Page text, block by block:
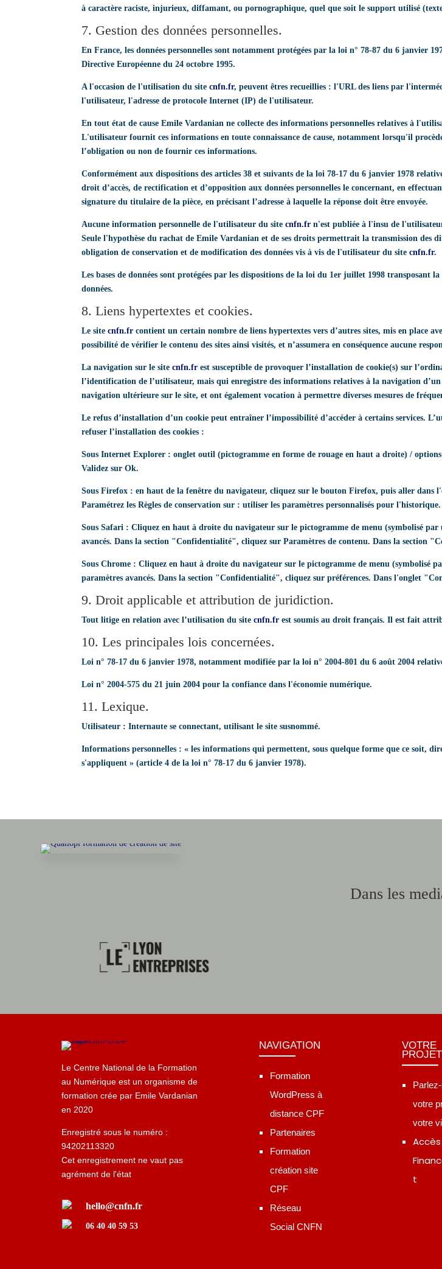
à caractère raciste, injurieux, diffamant, ou pornographique, quel que soit le support utilisé
7. Gestion des données personnelles.
En France, les données personnelles sont notamment protégées par la loi n° 78-87 du 6 janvier
Directive Européenne du 24 octobre 1995.
A l'occasion de l'utilisation du sitecnfn.fr, peuvent êtres recueillies : l'URL des liens par
l'utilisateur, l'adresse de protocole Internet (IP) de l'utilisateur.
En tout état de cause Emile Vardanian ne collecte des informations personnelles relatives à
L'utilisateur fournit ces informations en toute connaissance de cause, notamment lorsqu'il
l’obligation ou non de fournir ces informations.
Conformément aux dispositions des articles 38 et suivants de la loi 78-17 du 6 janvier 1978
droit d’accès, de rectification et d’opposition aux données personnelles le concernant, en
signature du titulaire de la pièce, en précisant l’adresse à laquelle la réponse doit être envoyée.
Aucune information personnelle de l'utilisateur du sitecnfn.fr n'est publiée à l'insu de
Seule l'hypothèse du rachat de Emile Vardanian et de ses droits permettrait la transmission
obligation de conservation et de modification des données vis à vis de l'utilisateur du sitecnfn.fr.
Les bases de données sont protégées par les dispositions de la loi du 1er juillet 1998
données.
8. Liens hypertextes et cookies.
Le sitecnfn.fr contient un certain nombre de liens hypertextes vers d’autres sites, mis en place
possibilité de vérifier le contenu des sites ainsi visités, et n’assumera en conséquence aucune
La navigation sur le sitecnfn.fr est susceptible de provoquer l’installation de cookie(s) sur
l’identification de l’utilisateur, mais qui enregistre des informations relatives à la navigation
navigation ultérieure sur le site, et ont également vocation à permettre diverses mesures de
Le refus d’installation d’un cookie peut entraîner l’impossibilité d’accéder à certains services.
refuser l’installation des cookies :
Sous Internet Explorer : onglet outil (pictogramme en forme de rouage en haut a droite) /
Validez sur Ok.
Sous Firefox : en haut de la fenêtre du navigateur, cliquez sur le bouton Firefox, puis aller dans
Paramétrez les Règles de conservation sur : utiliser les paramètres personnalisés pour
Sous Safari : Cliquez en haut à droite du navigateur sur le pictogramme de menu (symbolisé
avancés. Dans la section "Confidentialité", cliquez sur Paramètres de contenu. Dans la section
Sous Chrome : Cliquez en haut à droite du navigateur sur le pictogramme de menu (symbolisé
paramètres avancés. Dans la section "Confidentialité", cliquez sur préférences. Dans l'onglet
9. Droit applicable et attribution de juridiction.
Tout litige en relation avec l’utilisation du sitecnfn.fr est soumis au droit français. Il est fait
10. Les principales lois concernées.
Loi n° 78-17 du 6 janvier 1978, notamment modifiée par la loi n° 2004-801 du 6 août 2004
Loi n° 2004-575 du 21 juin 2004 pour la confiance dans l'économie numérique.
11. Lexique.
Utilisateur : Internaute se connectant, utilisant le site susnommé.
Informations personnelles : « les informations qui permettent, sous quelque forme que ce soit,
s'appliquent » (article 4 de la loi n° 78-17 du 6 janvier 1978).
Dans les
Le Centre National de la Formation
au Numérique est un organisme de
formation crée par Emile Vardanian
en 2020
Enregistré sous le numéro :
94202113320
Cet enregistrement ne vaut pas
agrément de l'état
hello@cnfn.fr
06 40 40 59 53
NAVIGATION
Formation
WordPress à
distance CPF
Partenaires
Formation
création site
CPF
Réseau
Social CNFN
VOTRE
PROJET
votre
votre
Accès
t